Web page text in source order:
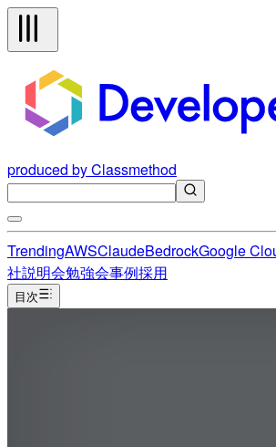
produced by Classmethod
TrendingAWSClaudeBedrockGoogle
社説明会勉強会事例採用
目次